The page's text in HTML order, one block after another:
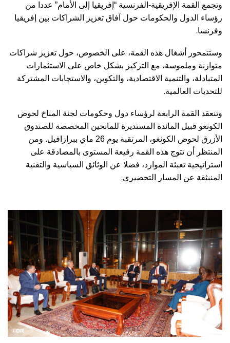
وتجمع القمة الإفريقية-الفرنسية “إفريقيا إلى الأمام” عددا من
رؤساء الدول والحكومات حول آفاق تعزيز الشراكات بين إفريقيا
وفرنسا.
وستتمحور أشغال هذه القمة، على الخصوص، حول تعزيز شراكات
متوازنة وملموسة، مع التركيز بشكل خاص على الاستثمارات
المتبادلة، والتنمية الاقتصادية، والتكوين، والاستجابات المشتركة
للتحديات العالمية.
وتنعقد القمة الرابعة لرؤساء دول وحكومات لجنة المناخ لحوض
الكونغو قبيل المائدة المستديرة للمانحين المخصصة للصندوق
الأزرق لحوض الكونغو، المرتقبة يوم 26 ماي ببرازافيل. ومن
المنتظر أن تتوج هذه القمة رفيعة المستوى بالمصادقة على
استراتيجية تعبئة الموارد، فضلا عن الوثائق السياسية والتقنية
المنبثقة عن المسار التحضيري.